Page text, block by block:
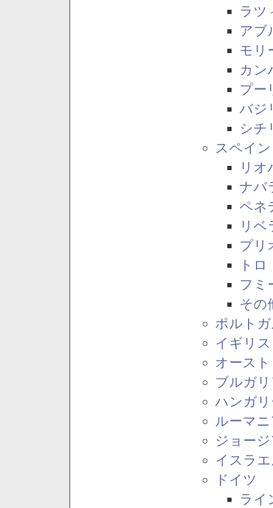
ラツ
アブ
モリ
カン
プー
バジ
シチ
スペイン
リオ
ナバ
ペネ
リベ
プリ
トロ
フミ
その
ポルト
イギリス
オース
ブルガ
ハンガ
ルーマ
ジョー
イスラ
ドイツ
ライ